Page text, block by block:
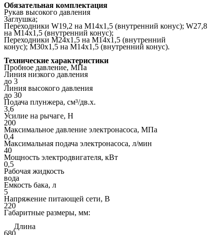
Обязательная комплектация
Рукав высокого давления
Заглушка;
Переходники W19,2 на M14x1,5 (внутренний конус); W27,8
на M14x1,5 (внутренний конус);
Переходники M24x1,5 на M14x1,5 (внутренний
конус); M30x1,5 на M14x1,5 (внутренний конус).
Технические характеристики
Пробное давление, МПа
Линия низкого давления
до 3
Линия высокого давления
до 30
Подача плунжера, см³/дв.х.
3,6
Усилие на рычаге, Н
200
Максимальное давление электронасоса, МПа
0,4
Максимальная подача электронасоса, л/мин
40
Мощность электродвигателя, кВт
0,5
Рабочая жидкость
вода
Емкость бака, л
5
Напряжение питающей сети, В
220
Габаритные размеры, мм:
Длина
680